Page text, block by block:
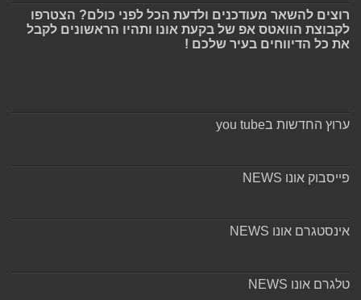
רוצים להשאר מעודכנים ולדעת הכל לפני כולם? הצטרפו
לקבוצת הוואטס אפ של בקעת אונו ותהיו הראשונים לקבל
את כל הדיווחים בעיר שלכם !
ערוץ החדשות בyou tube
פייסבוק אונו NEWS
אינסטגרם אונו NEWS
טלגרם אונו NEWS